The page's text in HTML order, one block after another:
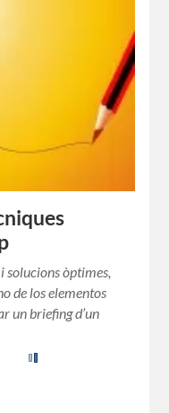
solucions òptimes,
de los elementos
un briefing d’un